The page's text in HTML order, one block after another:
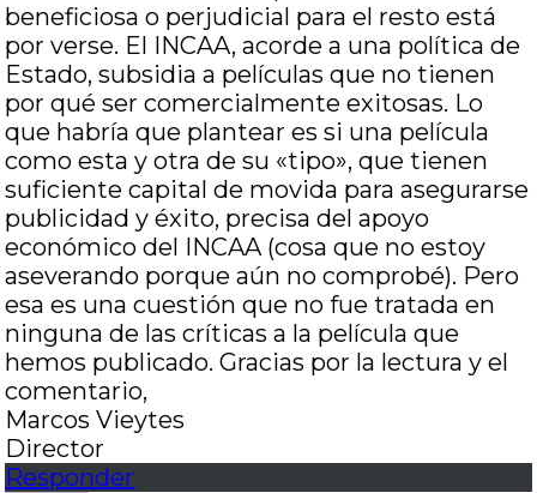
beneficiosa o perjudicial para el resto está
por verse. El INCAA, acorde a una política de
Estado, subsidia a películas que no tienen
por qué ser comercialmente exitosas. Lo
que habría que plantear es si una película
como esta y otra de su «tipo», que tienen
suficiente capital de movida para asegurarse
publicidad y éxito, precisa del apoyo
económico del INCAA (cosa que no estoy
aseverando porque aún no comprobé). Pero
esa es una cuestión que no fue tratada en
ninguna de las críticas a la película que
hemos publicado. Gracias por la lectura y el
comentario,
Marcos Vieytes
Director
Responder